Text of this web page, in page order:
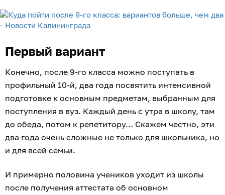
Первый вариант
Конечно, после 9-го класса можно поступать в
профильный 10-й, два года посвятить интенсивной
подготовке к основным предметам, выбранным для
поступления в вуз. Каждый день с утра в школу, там
до обеда, потом к репетитору… Скажем честно, эти
два года очень сложные не только для школьника, но
и для всей семьи.
И примерно половина учеников уходит из школы
после получения аттестата об основном